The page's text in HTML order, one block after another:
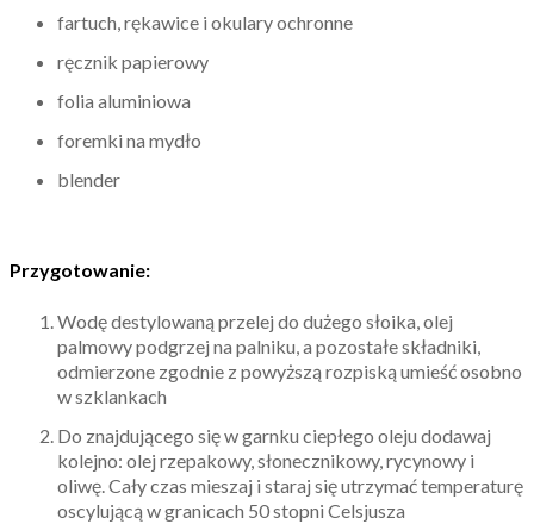
fartuch, rękawice i okulary ochronne
ręcznik papierowy
folia aluminiowa
foremki na mydło
blender
Przygotowanie:
Wodę destylowaną przelej do dużego słoika, olej
palmowy podgrzej na palniku, a pozostałe składniki,
odmierzone zgodnie z powyższą rozpiską umieść osobno
w szklankach
Do znajdującego się w garnku ciepłego oleju dodawaj
kolejno: olej rzepakowy, słonecznikowy, rycynowy i
oliwę. Cały czas mieszaj i staraj się utrzymać temperaturę
oscylującą w granicach 50 stopni Celsjusza